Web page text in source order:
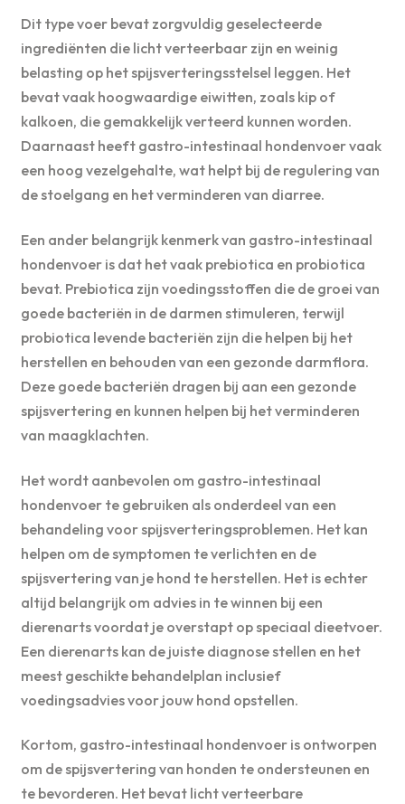
Dit type voer bevat zorgvuldig geselecteerde
ingrediënten die licht verteerbaar zijn en weinig
belasting op het spijsverteringsstelsel leggen. Het
bevat vaak hoogwaardige eiwitten, zoals kip of
kalkoen, die gemakkelijk verteerd kunnen worden.
Daarnaast heeft gastro-intestinaal hondenvoer vaak
een hoog vezelgehalte, wat helpt bij de regulering van
de stoelgang en het verminderen van diarree.
Een ander belangrijk kenmerk van gastro-intestinaal
hondenvoer is dat het vaak prebiotica en probiotica
bevat. Prebiotica zijn voedingsstoffen die de groei van
goede bacteriën in de darmen stimuleren, terwijl
probiotica levende bacteriën zijn die helpen bij het
herstellen en behouden van een gezonde darmflora.
Deze goede bacteriën dragen bij aan een gezonde
spijsvertering en kunnen helpen bij het verminderen
van maagklachten.
Het wordt aanbevolen om gastro-intestinaal
hondenvoer te gebruiken als onderdeel van een
behandeling voor spijsverteringsproblemen. Het kan
helpen om de symptomen te verlichten en de
spijsvertering van je hond te herstellen. Het is echter
altijd belangrijk om advies in te winnen bij een
dierenarts voordat je overstapt op speciaal dieetvoer.
Een dierenarts kan de juiste diagnose stellen en het
meest geschikte behandelplan inclusief
voedingsadvies voor jouw hond opstellen.
Kortom, gastro-intestinaal hondenvoer is ontworpen
om de spijsvertering van honden te ondersteunen en
te bevorderen. Het bevat licht verteerbare